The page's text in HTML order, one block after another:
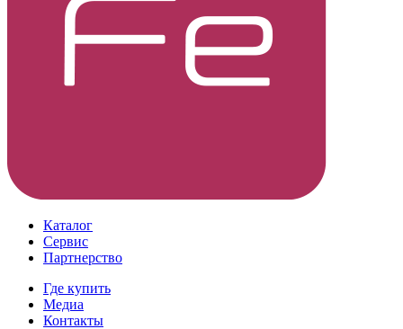
Каталог
Сервис
Партнерство
Где купить
Медиа
Контакты